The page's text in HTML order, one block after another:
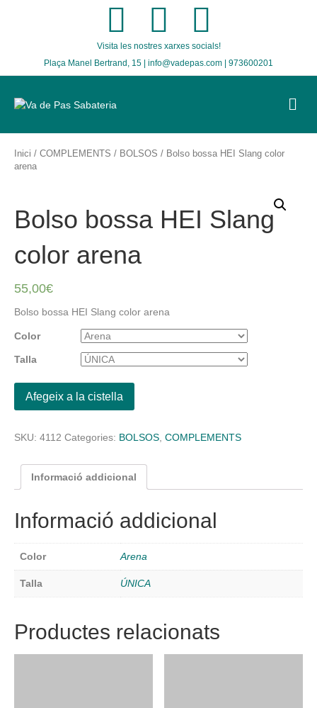
a
b
o
k
w
t
r
n
a
Visita les nostres xarxes socials!
Plaça Manel Bertrand, 15 | info@vadepas.com | 973600201
N
Inici / COMPLEMENTS / BOLSOS / Bolso bossa HEI Slang color
arena
Bolso bossa HEI Slang
color arena
55,00€
Bolso bossa HEI Slang color arena
Color
Talla
Afegeix a la cistella
SKU: 4112 Categories: BOLSOS COMPLEMENTS
Informació addicional
Informació addicional
Color Arena
Talla ÚNICA
Productes relacionats